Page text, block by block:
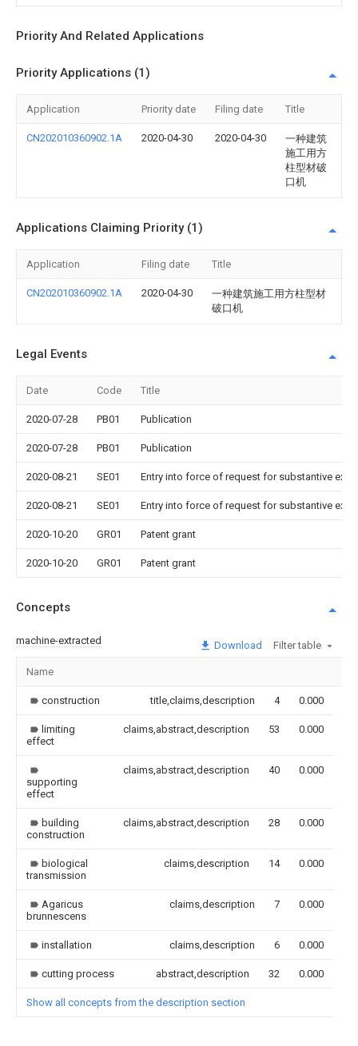
Priority And Related Applications
Priority Applications (1)
Application Priority date Filing date Title
CN202010360902.1A 2020-04-30 2020-04-30
一种建筑
施工用方
柱型材破
口机
Applications Claiming Priority (1)
Application Filing date Title
CN202010360902.1A 2020-04-30
一种建筑施工用方柱型材
破口机
Legal Events
Date Code Title
2020-07-28 PB01 Publication
2020-07-28 PB01 Publication
2020-08-21 SE01 Entry into force of request for substantive
2020-08-21 SE01 Entry into force of request for substantive
2020-10-20 GR01 Patent grant
2020-10-20 GR01 Patent grant
Concepts
machine-extracted Download Filter table
Name
construction title,claims,description 4 0.000
limiting
effect
claims,abstract,description 53 0.000
supporting
effect
claims,abstract,description 40 0.000
building
construction
claims,abstract,description 28 0.000
biological
transmission
claims,description 14 0.000
Agaricus
brunnescens
claims,description 7 0.000
installation claims,description 6 0.000
cutting process abstract,description 32 0.000
Show all concepts from the description section